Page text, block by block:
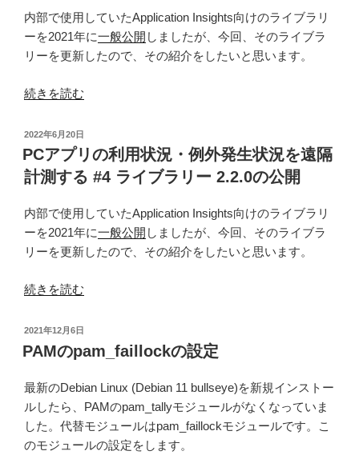
ル
ECHO
文
付
け”
内部で使用していたApplication Insights向けのライブラリ
ーを2021年に一般公開 しましたが、今回、そのライブラ
リーを更新したので、その紹介をしたいと思います。
“PC
プ
リ
の
利
用
況・
外
況
を
隔
続きを読む
投
稿
日:
2022年6月20日
PCアプリの利用状況・例外発生状況を遠隔
計測する #4 ライブラリー 2.2.0の公開
内部で使用していたApplication Insights向けのライブラリ
ーを2021年に一般公開 しましたが、今回、そのライブラ
リーを更新したので、その紹介をしたいと思います。
“PC
プ
リ
利
用
状
況・
続きを読む
投
稿
日:
2021年12月6日
PAMのpam_faillockの設定
最新のDebian Linux (Debian 11 bullseye)を新規インストー
ルしたら、PAMのpam_tallyモジュールがなくなっていま
した。代替モジュールはpam_faillockモジュールです。こ
のモジュールの設定をします。